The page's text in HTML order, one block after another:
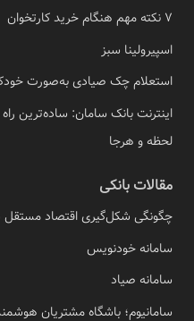
7 نکته مهم هنگام خرید کارتخوان
اسپیرولینا سبز
استعلام چک صیادی به‌صورت
اینترنت بانک سامان: ساده‌ترین
لحظه و هرجا
مقالات بانکی
چگونگی شکل‌گیری اقتصاد مستقل
سامانه خودنویس
سامانه صیاد
سامانیوم؛ باشگاه مشتریان